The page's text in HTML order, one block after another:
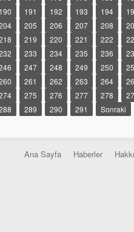
190 191 192 193 194
205 206 207 208
219 220 221 222
233 234 235 236
247 248 249 250
261 262 263 264
275 276 277 278
289 290 291 Sonraki
Ana Sayfa Haberler